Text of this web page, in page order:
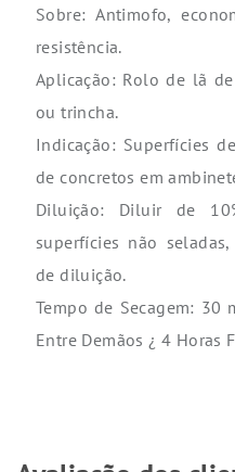
Sobre: Antimofo,
resistência.
Aplicação: Rolo de lã
ou trincha.
Indicação: Superfícies
de concretos em
Diluição: Diluir de
superfícies não
de diluição.
Tempo de Secagem: 30
Entre Demãos ¿ 4 Horas